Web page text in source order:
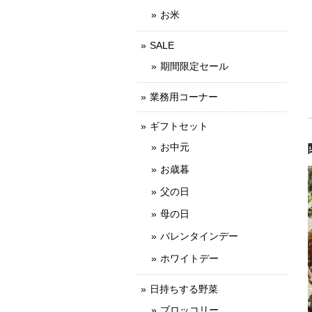
お米
SALE
期間限定セール
業務用コーナー
ギフトセット
お中元
お歳暮
父の日
母の日
バレンタインデー
ホワイトデー
日持ちする野菜